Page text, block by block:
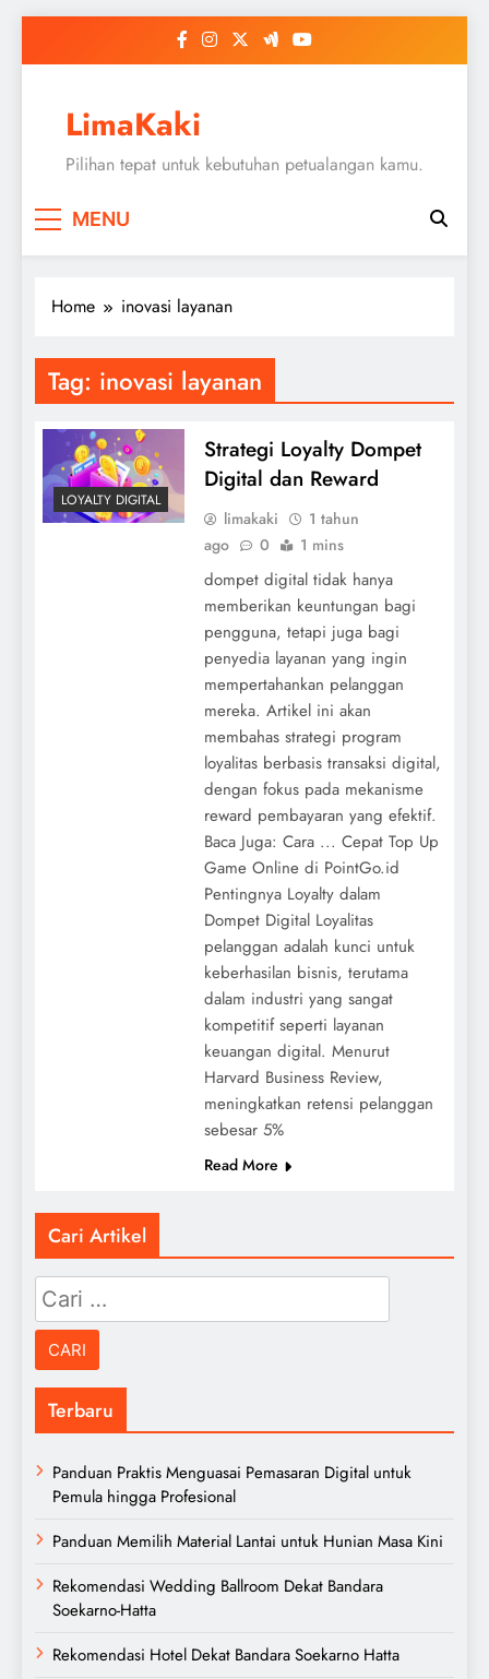
LimaKaki
Pilihan tepat untuk kebutuhan petualangan kamu.
MENU
Home inovasi layanan
Tag: inovasi layanan
LOYALTY DIGITAL
Strategi Loyalty Dompet
Digital dan Reward
limakaki
1 tahun
ago
0 1 mins
dompet digital tidak hanya
memberikan keuntungan bagi
pengguna, tetapi juga bagi
penyedia layanan yang ingin
mempertahankan pelanggan
mereka. Artikel ini akan
membahas strategi program
loyalitas berbasis transaksi digital,
dengan fokus pada mekanisme
reward pembayaran yang efektif.
Baca Juga: Cara ... Cepat Top Up
Game Online di PointGo.id
Pentingnya Loyalty dalam
Dompet Digital Loyalitas
pelanggan adalah kunci untuk
keberhasilan bisnis, terutama
dalam industri yang sangat
kompetitif seperti layanan
keuangan digital. Menurut
Harvard Business Review,
meningkatkan retensi pelanggan
sebesar 5%
Read More
Cari Artikel
Cari
untuk:
Terbaru
Panduan Praktis Menguasai Pemasaran Digital untuk
Pemula hingga Profesional
Panduan Memilih Material Lantai untuk Hunian Masa Kini
Rekomendasi Wedding Ballroom Dekat Bandara
Soekarno-Hatta
Rekomendasi Hotel Dekat Bandara Soekarno Hatta